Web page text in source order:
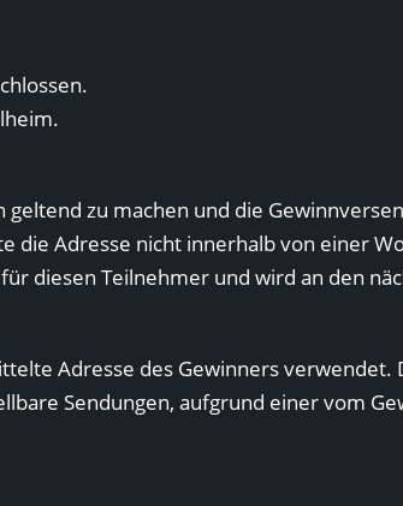
zu machen und die
die Adresse nicht innerhalb von einer
diesen Teilnehmer und wird an den
Adresse des Gewinners verwendet.
Sendungen, aufgrund einer vom